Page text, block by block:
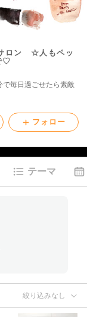
ロン ☆人もペッ
♡
で毎日過ごせたら素敵
フォロー
テーマ
絞り込みなし